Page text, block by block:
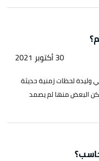
30 أكتوبر 2021
وليدة لحظات زمنية حديثة
البعض منها لم يصمد